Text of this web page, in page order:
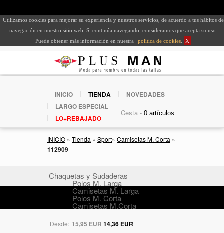
Utilizamos cookies para mejorar su experiencia y nuestros servicios, de acuerdo a tus hábitos de
navegación en nuestro sitio web. Si continúa navegando, consideramos que acepta su uso.
Puede obtener más información en nuestra
política de cookies X
INICIO TIENDA
NOVEDADES
LARGO ESPECIAL
LO+REBAJADO
Cesta -
INICIO » Tienda » Sport» Camisetas M. Corta »
112909
Chaquetas y Sudaderas
Polos M. Larga
Camisetas M. Larga
Polos M. Corta
Camisetas M.Corta
Desde: 15,95 EUR14,36 EUR